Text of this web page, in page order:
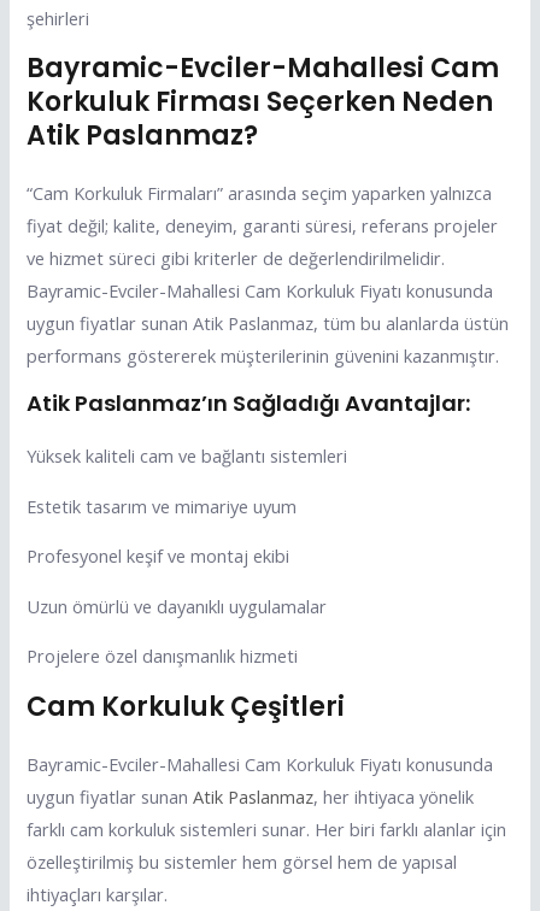
şehirleri
Bayramic-Evciler-Mahallesi Cam
Korkuluk Firması Seçerken Neden
Atik Paslanmaz?
“Cam Korkuluk Firmaları” arasında seçim yaparken yalnızca
fiyat değil; kalite, deneyim, garanti süresi, referans projeler
ve hizmet süreci gibi kriterler de değerlendirilmelidir.
Bayramic-Evciler-Mahallesi Cam Korkuluk Fiyatı konusunda
uygun fiyatlar sunan Atik Paslanmaz, tüm bu alanlarda üstün
performans göstererek müşterilerinin güvenini kazanmıştır.
Atik Paslanmaz’ın Sağladığı Avantajlar:
Yüksek kaliteli cam ve bağlantı sistemleri
Estetik tasarım ve mimariye uyum
Profesyonel keşif ve montaj ekibi
Uzun ömürlü ve dayanıklı uygulamalar
Projelere özel danışmanlık hizmeti
Cam Korkuluk Çeşitleri
Bayramic-Evciler-Mahallesi Cam Korkuluk Fiyatı konusunda
uygun fiyatlar sunan Atik Paslanmaz, her ihtiyaca yönelik
farklı cam korkuluk sistemleri sunar. Her biri farklı alanlar için
özelleştirilmiş bu sistemler hem görsel hem de yapısal
ihtiyaçları karşılar.